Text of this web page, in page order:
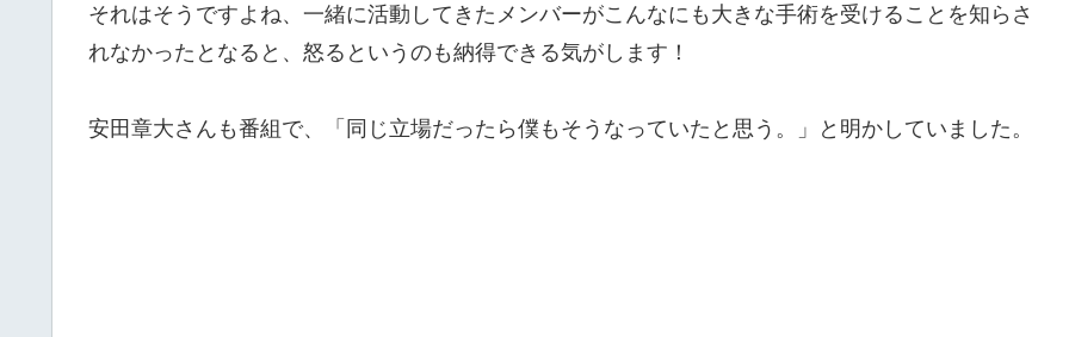
それはそうですよね、一緒に活動してきたメンバーがこんなにも大きな手術を受けることを知らさ
れなかったとなると、怒るというのも納得できる気がします！
安田章大さんも番組で、「同じ立場だったら僕もそうなっていたと思う。」と明かしていました。